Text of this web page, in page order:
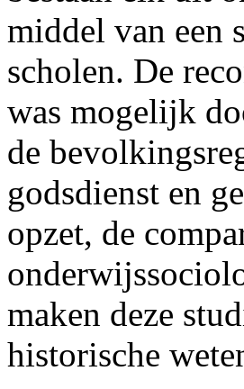
middel van een
scholen. De
was mogelijk
de
godsdienst en
opzet, de
maken deze
historische